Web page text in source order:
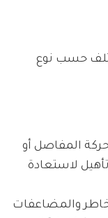
حسب نوع
المفاصل أو
لاستعادة
والمضاعفات